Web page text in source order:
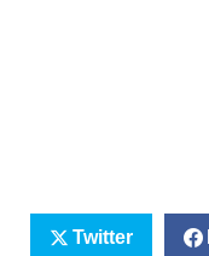
Twitter